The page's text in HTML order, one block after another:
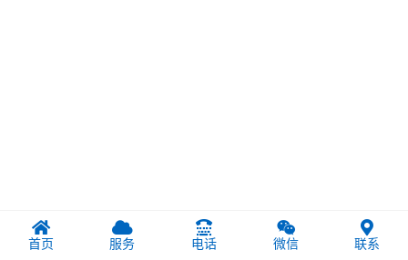
首页 服务 电话 微信 联系